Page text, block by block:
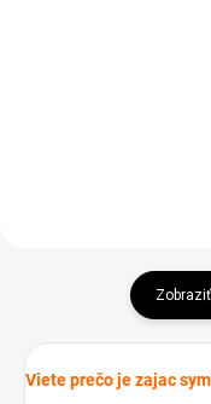
Viete prečo je zajac